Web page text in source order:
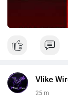
Vlike
25 m